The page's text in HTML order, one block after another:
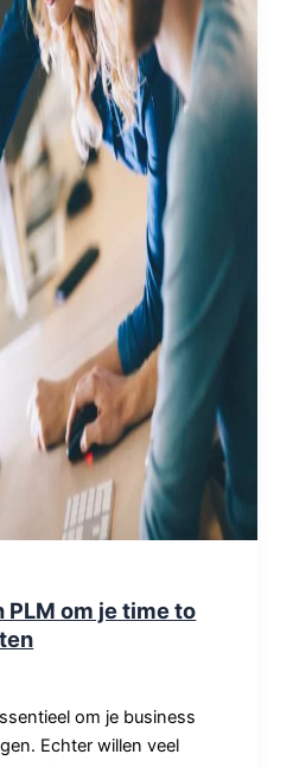
PLM om je time to
om je business
Echter willen veel